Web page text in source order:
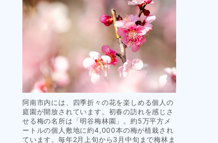
阿南市内には、四季折々の花を楽しめる個人の
庭園が開放されています。初春の訪れを感じさ
せる梅の名所は「明谷梅林園」。約5万平方メ
ートルの個人敷地に約4,000本の梅が植栽され
ています。毎年2月上旬から3月中旬まで梅林ま